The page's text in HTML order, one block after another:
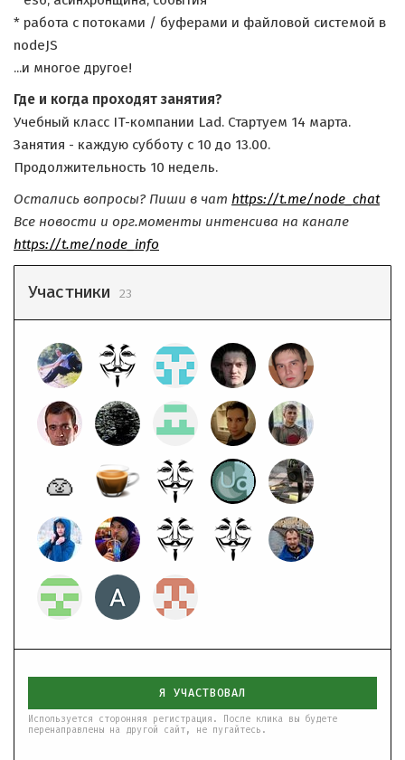
* работа с потоками / буферами и файловой системой в
nodeJS
...и многое другое!
Где и когда проходят занятия?
Учебный класс IT-компании Lad. Стартуем 14 марта.
Занятия - каждую субботу с 10 до 13.00.
Продолжительность 10 недель.
Остались вопросы? Пиши в чат https://t.me/node_chat
Все новости и орг.моменты интенсива на канале
https://t.me/node_info
Участники 23
Я УЧАСТВОВАЛ
Используется сторонняя регистрация. После клика вы будете
перенаправлены на другой сайт, не пугайтесь.